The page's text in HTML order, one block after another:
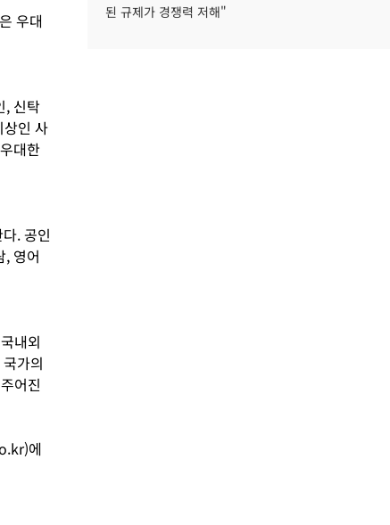
우대
, 신탁
인 사
대한
. 공인
, 영어
내외
가의
어진
에
된 규제가 경쟁력 저해"